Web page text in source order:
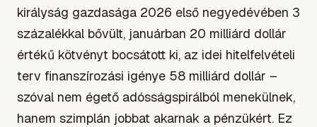
királyság gazdasága 2026 első negyedévében 3
százalékkal bővült, januárban 20 milliárd dollár
értékű kötvényt bocsátott ki, az idei hitelfelvételi
terv finanszírozási igénye 58 milliárd dollár –
szóval nem égető adósságspirálból menekülnek,
hanem szimplán jobbat akarnak a pénzükért. Ez